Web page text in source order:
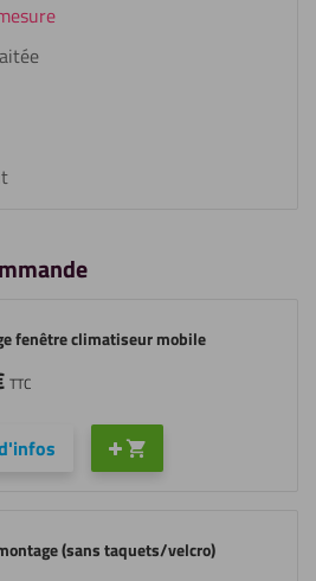
fenêtre climatiseur mobile
TTC
(sans taquets/velcro)